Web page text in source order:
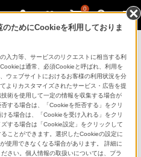
0
してご使用いただ
。安全のため取扱説明書を
製品に関する重要なお知らせ
ためにCookieを利用しておりま
入力等、サービスのリクエストに相当する利
は通常、必須Cookieと呼ばれ、利用を
ウェブサイトにおけるお客様の利用状況を分
よりカスタマイズされたサービス・広告を提
術を使用して一定の情報を収集する場合が
する場合は、「Cookieを拒否する」をクリ
る場合は、「Cookieを受け入れる」をクリ
する場合は「Cookie設定」をクリックして
ことができます。選択したCookieの設定に
使用できなくなる場合があります。 詳細に
さい。個人情報の取扱いについては、プラ